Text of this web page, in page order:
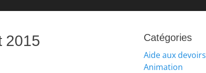
2015
Catégories
Aide aux devoirs
Animation